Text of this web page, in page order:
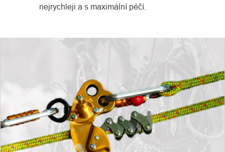
nejrychleji a s maximální péčí.